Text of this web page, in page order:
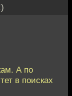
А по
в поисках